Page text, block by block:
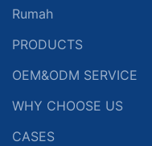
Rumah
PRODUCTS
OEM&ODM SERVICE
WHY CHOOSE US
CASES